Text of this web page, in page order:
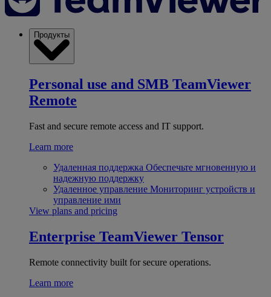
Продукты
Personal use and SMB TeamViewer
Remote
Fast and secure remote access and IT support.
Learn more
Удаленная поддержка Обеспечьте мгновенную и
надежную поддержку
Удаленное управление Мониторинг устройств и
управление ими
View plans and pricing
Enterprise TeamViewer Tensor
Remote connectivity built for secure operations.
Learn more